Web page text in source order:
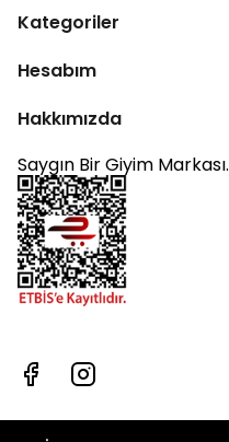
Kategoriler
Hesabım
Hakkımızda
Saygın Bir Giyim Markası.